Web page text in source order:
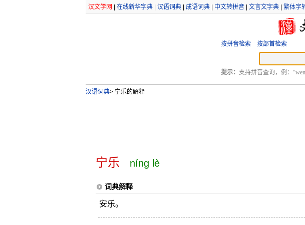
汉文学网 在线新华字典| 汉语词典| 成语词典| 中文转拼音| 文言文字典| 繁体字
按拼音检索 按部首检索
提示： 支持拼音查询，例：
汉语词典>宁乐的解释
宁乐 níng lè
词典解释
安乐。